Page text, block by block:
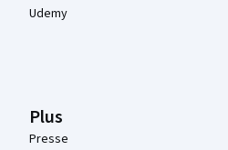
Udemy
Plus
Presse